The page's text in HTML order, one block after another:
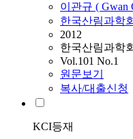
이관규 ( Gwan
한국산림과학회
2012
한국산림과학
Vol.101 No.1
원문보기
복사/대출신청
KCI등재